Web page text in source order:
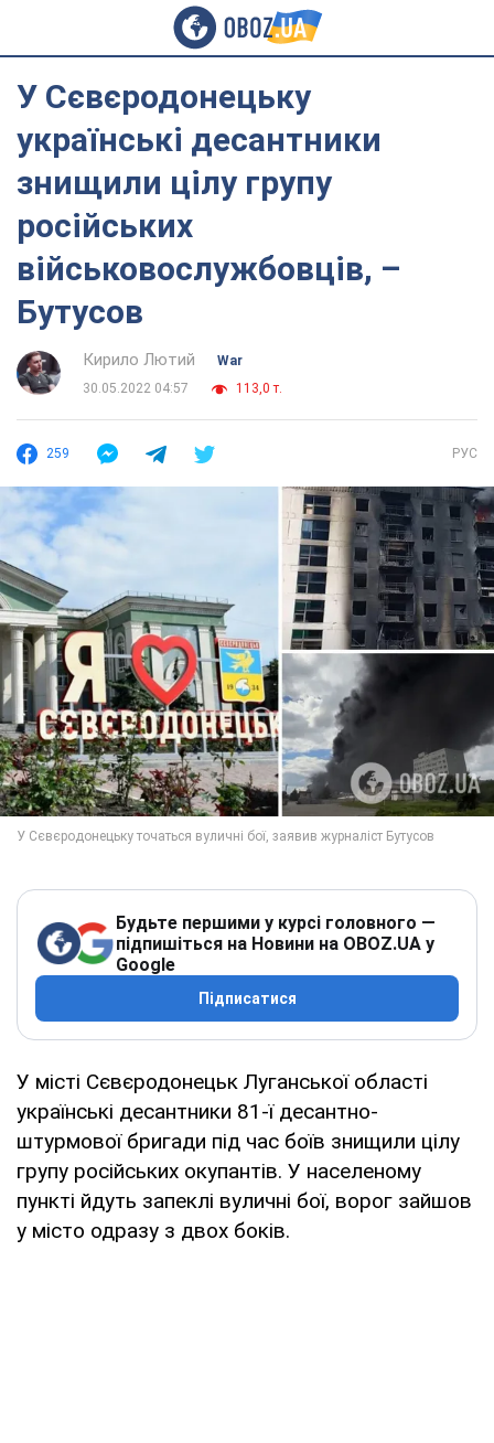
У Сєвєродонецьку
українські десантники
знищили цілу групу
російських
військовослужбовців, –
Бутусов
Кирило Лютий
War
30.05.2022 04:57
113,0 т.
259 РУС
Будьте першими у курсі головного —
підпишіться на Новини на OBOZ.UA у
Google
Підписатися
У місті Сєвєродонецьк Луганської області
українські десантники 81-ї десантно-
штурмової бригади під час боїв знищили цілу
групу російських окупантів. У населеному
пункті йдуть запеклі вуличні бої, ворог зайшов
у місто одразу з двох боків.